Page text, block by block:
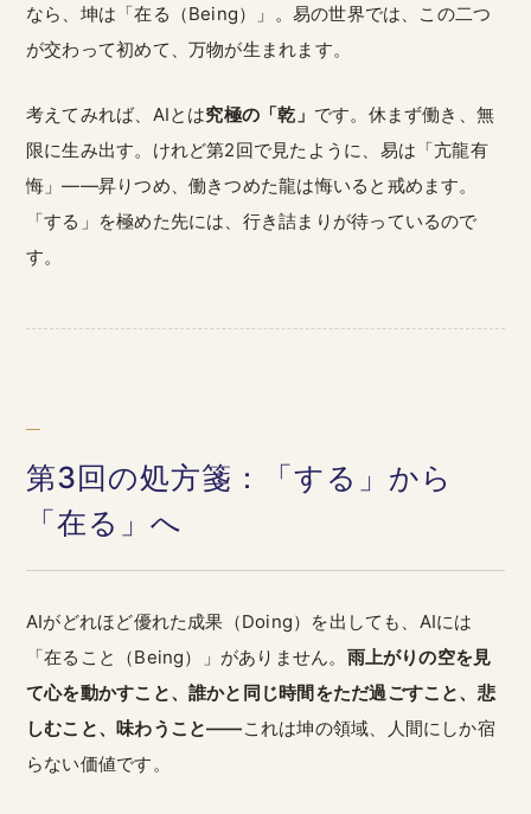
なら、坤は「在る（Being）」。易の世界では、この二つ
が交わって初めて、万物が生まれます。
考えてみれば、AIとは究極の「乾」 です。休まず働き、無
限に生み出す。けれど第2回で見たように、易は「亢龍有
悔」——昇りつめ、働きつめた龍は悔いると戒めます。
「する」を極めた先には、行き詰まりが待っているので
す。
第3回の処方箋：「する」から
「在る」へ
AIがどれほど優れた成果（Doing）を出しても、AIには
「在ること（Being）」がありません。 雨上がりの空を見
て心を動かすこと、誰かと同じ時間をただ過ごすこと、悲
しむこと、味わうこと——これは坤の領域、人間にしか宿
らない価値です。